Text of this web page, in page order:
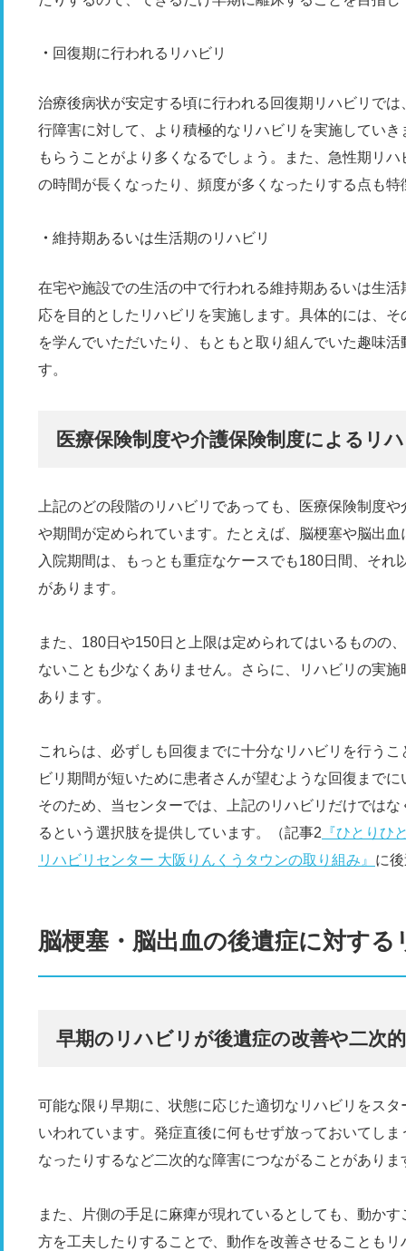
回復期に行われるリハビリ
治療後病状が安定する頃に行われる回復期リハビリで
行障害に対して、より積極的なリハビリを実施してい
もらうことがより多くなるでしょう。また、急性期リ
の時間が長くなったり、頻度が多くなったりする点も特
維持期あるいは生活期のリハビリ
在宅や施設での生活の中で行われる維持期あるいは生
応を目的としたリハビリを実施します。具体的には、
を学んでいただいたり、もともと取り組んでいた趣味
す。
医療保険制度や介護保険制度によるリ
上記のどの段階のリハビリであっても、医療保険制度
や期間が定められています。たとえば、脳梗塞や脳出
入院期間は、もっとも重症なケースでも180日間、そ
があります。
また、180日や150日と上限は定められてはいるものの
ないことも少なくありません。さらに、リハビリの実
あります。
これらは、必ずしも回復までに十分なリハビリを行う
ビリ期間が短いために患者さんが望むような回復まで
そのため、当センターでは、上記のリハビリだけでは
るという選択肢を提供しています。（記事2 『ひとりひ
リハビリセンター 大阪りんくうタウンの取り組み』 に
脳梗塞・脳出血の後遺症に対す
早期のリハビリが後遺症の改善や二次
可能な限り早期に、状態に応じた適切なリハビリをス
いわれています。発症直後に何もせず放っておいてし
なったりするなど二次的な障害につながることがありま
また、片側の手足に麻痺が現れているとしても、動か
方を工夫したりすることで、動作を改善させることも